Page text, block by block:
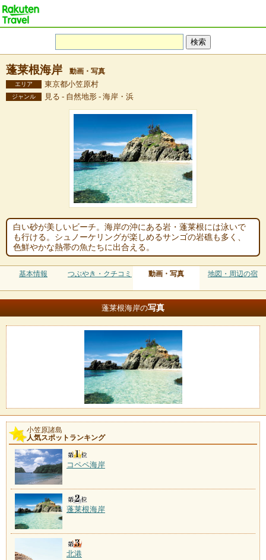
蓬莱根海岸 動画・写真
エリア 東京都小笠原村
ジャンル 見る - 自然地形 - 海岸・浜
白い砂が美しいビーチ。海岸の沖にある岩・蓬莱根には泳いで
も行ける。シュノーケリングが楽しめるサンゴの岩礁も多く、
色鮮やかな熱帯の魚たちに出合える。
基本情報 つぶやき・クチコミ 動画・写真 地図・周辺の宿
蓬莱根海岸の写真
小笠原諸島
人気スポットランキング
コペペ海岸
蓬莱根海岸
北港